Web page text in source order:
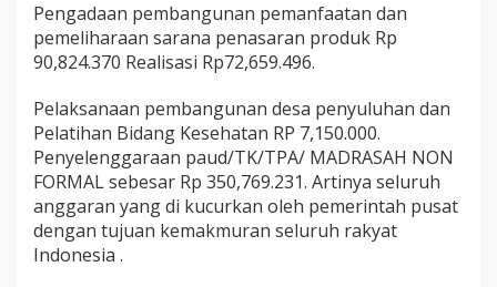
s
i
T
e
k
a
i
t
P
e
n
Pengadaan pembangunan pemanfaatan dan
pemeliharaan sarana penasaran produk Rp
90,824.370 Realisasi Rp72,659.496.
Pelaksanaan pembangunan desa penyuluhan dan
Pelatihan Bidang Kesehatan RP 7,150.000.
Penyelenggaraan paud/TK/TPA/ MADRASAH NON
FORMAL sebesar Rp 350,769.231. Artinya seluruh
anggaran yang di kucurkan oleh pemerintah pusat
dengan tujuan kemakmuran seluruh rakyat
Indonesia .